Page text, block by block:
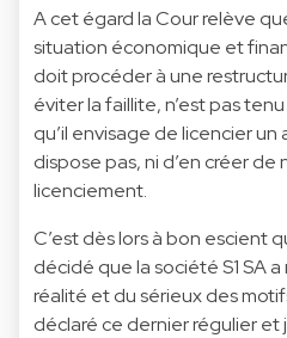
A cet égard la Cour relève
situation économique et
doit procéder à une
éviter la faillite, n’est pas
qu’il envisage de licencier un
dispose pas, ni d’en créer
licenciement.
C’est dès lors à bon escient
décidé que la société S1 SA
réalité et du sérieux des
déclaré ce dernier régulier et